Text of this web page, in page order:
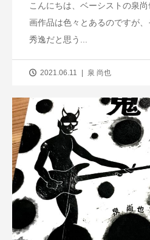
こんにちは、ベーシストの泉
画作品は色々とあるのですが
秀逸だと思う...
2021.06.11 泉 尚也